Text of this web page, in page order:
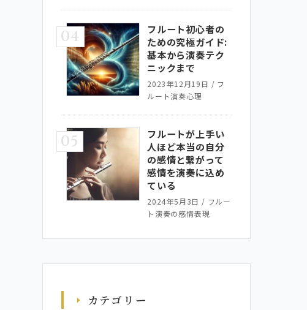
04
フルート初心者の
ための究極ガイド:
基本から演奏テク
ニックまで
2023年12月19日 / フ
ルート演奏心理
05
フルートが上手い
人ほど本当の自分
の感情と繋がって
感情を演奏に込め
ている
2024年5月3日 / フルー
ト演奏の感情表現
カテゴリー